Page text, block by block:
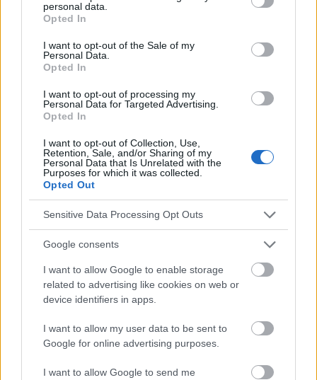
grant or deny consent to Google and its third-party tags to
use your data for below specified purposes in below Google
consent section.
personal data.
Opted In
I want to opt-out of the Sale of my
Personal Data.
Opted In
I want to opt-out of processing my
Personal Data for Targeted Advertising.
Opted In
I want to opt-out of Collection, Use,
Retention, Sale, and/or Sharing of my
Personal Data that Is Unrelated with the
Purposes for which it was collected.
Opted Out
Sensitive Data Processing Opt Outs
Google consents
I want to allow Google to enable storage
related to advertising like cookies on web or
device identifiers in apps.
I want to allow my user data to be sent to
Google for online advertising purposes.
I want to allow Google to send me
¿Alivia el cannabis el dolor?
En la actualidad, no existen pruebas concluyentes
cannabis. La sustancia muestra cierto potencial,
no permiten considerarla un tratamiento eficaz
contra el dolor.
secundarios y el riesgo de adicción. Debe tenerse
especial precaución con los productos de origen
incierto, que pueden estar poco probados y suponer
un riesgo real para la salud y la vida.